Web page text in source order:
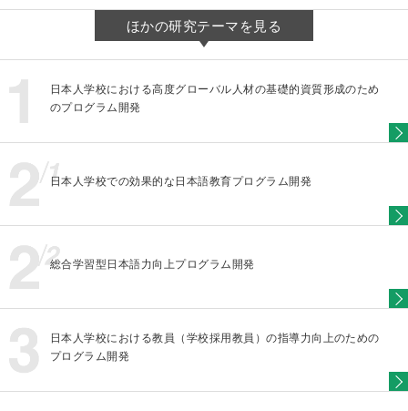
ほかの研究テーマを見る
日本人学校における高度グローバル人材の基礎的資質形成のため
のプログラム開発
日本人学校での効果的な日本語教育プログラム開発
総合学習型日本語力向上プログラム開発
日本人学校における教員（学校採用教員）の指導力向上のための
プログラム開発